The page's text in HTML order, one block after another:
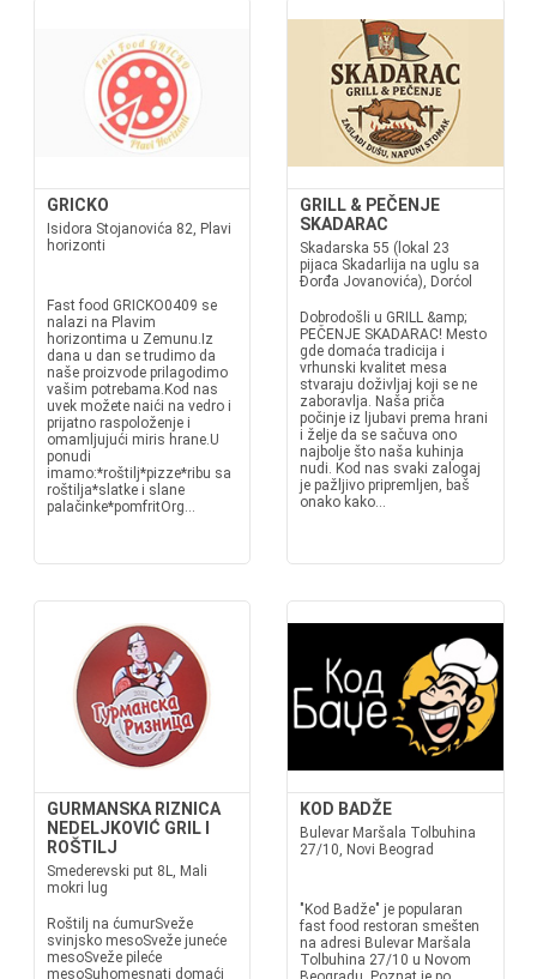
GRICKO
Isidora Stojanovića 82, Plavi
horizonti
Fast food GRICKO0409 se
nalazi na Plavim
horizontima u Zemunu.Iz
dana u dan se trudimo da
naše proizvode prilagodimo
vašim potrebama.Kod nas
uvek možete naići na vedro i
prijatno raspoloženje i
omamljujući miris hrane.U
ponudi
imamo:*roštilj*pizze*ribu sa
roštilja*slatke i slane
palačinke*pomfritOrg...
GRILL & PEČENJE
SKADARAC
Skadarska 55 (lokal 23
pijaca Skadarlija na uglu sa
Đorđa Jovanovića), Dorćol
Dobrodošli u GRILL &amp;
PEČENJE SKADARAC! Mesto
gde domaća tradicija i
vrhunski kvalitet mesa
stvaraju doživljaj koji se ne
zaboravlja. Naša priča
počinje iz ljubavi prema hrani
i želje da se sačuva ono
najbolje što naša kuhinja
nudi. Kod nas svaki zalogaj
je pažljivo pripremljen, baš
onako kako...
GURMANSKA RIZNICA
NEDELJKOVIĆ GRIL I
ROŠTILJ
Smederevski put 8L, Mali
mokri lug
Roštilj na ćumurSveže
svinjsko mesoSveže juneće
mesoSveže pileće
mesoSuhomesnati domaći
KOD BADŽE
Bulevar Maršala Tolbuhina
27/10, Novi Beograd
"Kod Badže" je popularan
fast food restoran smešten
na adresi Bulevar Maršala
Tolbuhina 27/10 u Novom